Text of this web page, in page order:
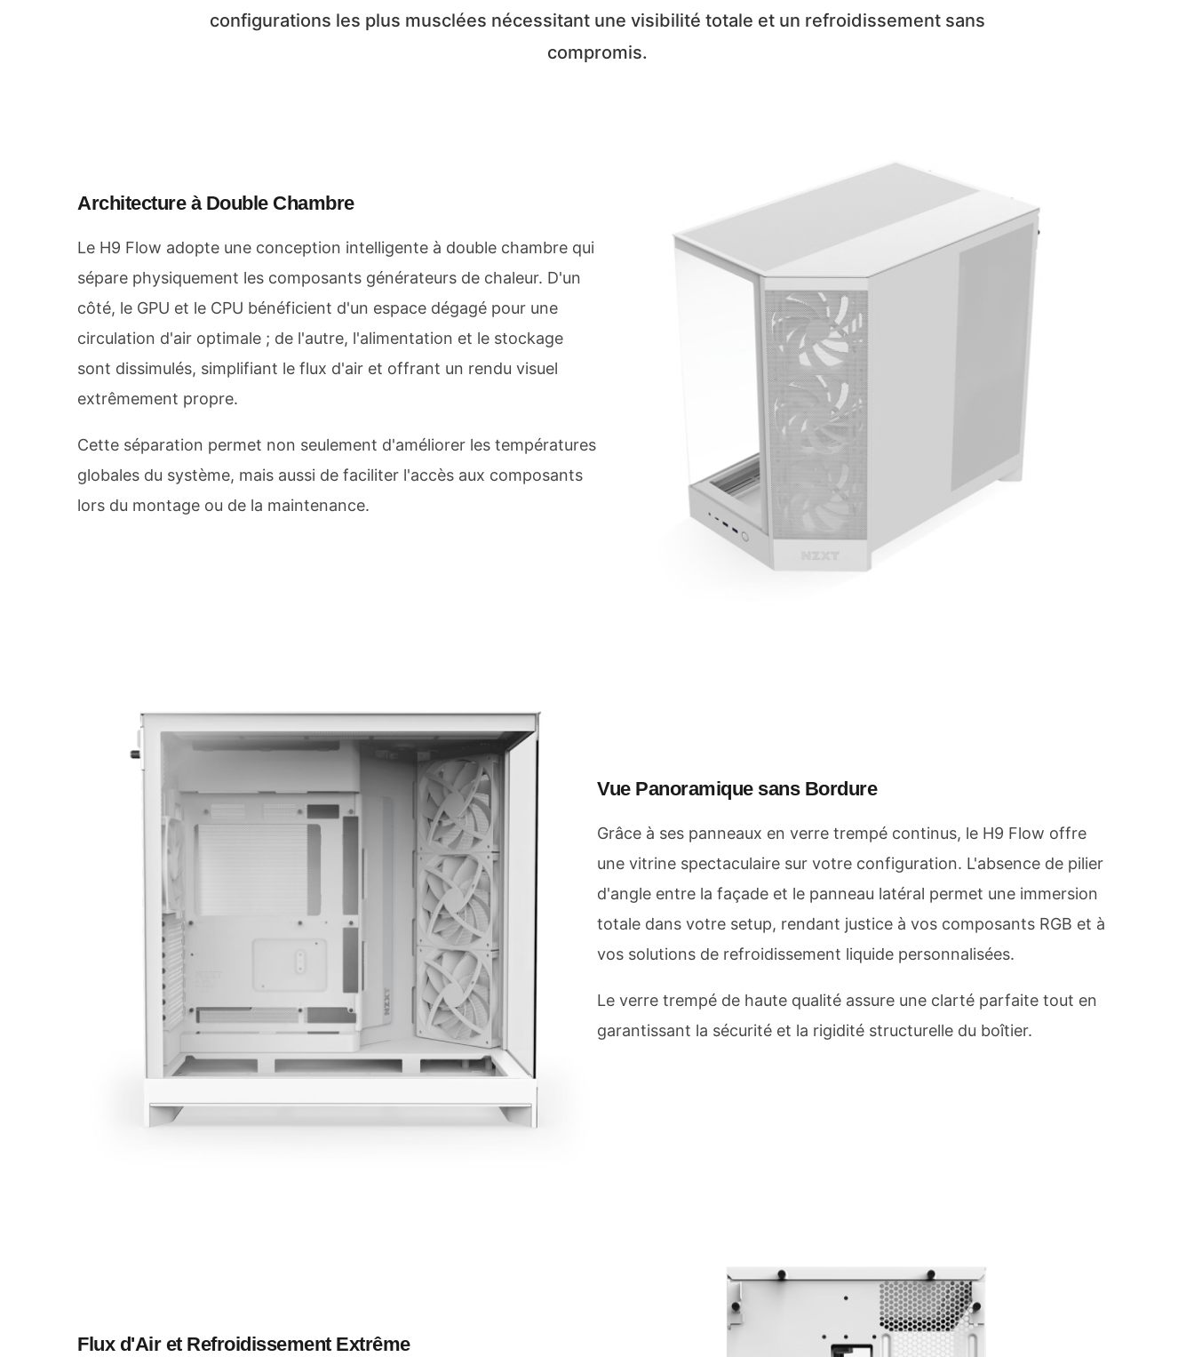
configurations les plus musclées nécessitant une visibilité totale et un refroidissement sans
compromis.
Architecture à Double Chambre
Le H9 Flow adopte une conception intelligente à double chambre qui
sépare physiquement les composants générateurs de chaleur. D'un
côté, le GPU et le CPU bénéficient d'un espace dégagé pour une
circulation d'air optimale ; de l'autre, l'alimentation et le stockage
sont dissimulés, simplifiant le flux d'air et offrant un rendu visuel
extrêmement propre.
Cette séparation permet non seulement d'améliorer les températures
globales du système, mais aussi de faciliter l'accès aux composants
lors du montage ou de la maintenance.
Vue Panoramique sans Bordure
Grâce à ses panneaux en verre trempé continus, le H9 Flow offre
une vitrine spectaculaire sur votre configuration. L'absence de pilier
d'angle entre la façade et le panneau latéral permet une immersion
totale dans votre setup, rendant justice à vos composants RGB et à
vos solutions de refroidissement liquide personnalisées.
Le verre trempé de haute qualité assure une clarté parfaite tout en
garantissant la sécurité et la rigidité structurelle du boîtier.
Flux d'Air et Refroidissement Extrême